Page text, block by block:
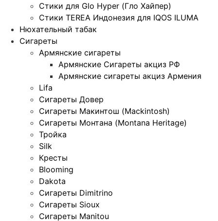
Стики для Glo Hyper (Гло Хайпер)
Стики TEREA Индонезия для IQOS ILUMA
Нюхательный табак
Сигареты
Армянские сигареты
Армянские Сигареты акциз РФ
Армянские сигареты акциз Армения
Lifa
Сигареты Довер
Сигареты Макинтош (Mackintosh)
Сигареты Монтана (Montana Heritage)
Тройка
Silk
Кресты
Blooming
Dakota
Сигареты Dimitrino
Сигареты Sioux
Сигареты Manitou